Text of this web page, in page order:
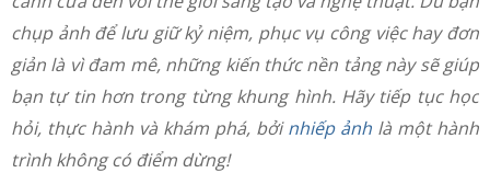
chụp ảnh để lưu giữ kỷ niệm, phục vụ công việc hay đơn
giản là vì đam mê, những kiến thức nền tảng này sẽ giúp
bạn tự tin hơn trong từng khung hình. Hãy tiếp tục học
hỏi, thực hành và khám phá, bởinhiếp ảnh là một hành
trình không có điểm dừng!